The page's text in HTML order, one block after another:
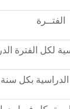
الفتــرة
لكل الفترة
بكل سنة